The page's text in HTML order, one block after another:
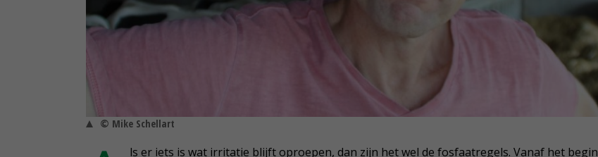
© Mike Schellart
ls er iets is wat irritatie blijft oproepen, dan zijn het wel de fosfaatregels. Vanaf het begin